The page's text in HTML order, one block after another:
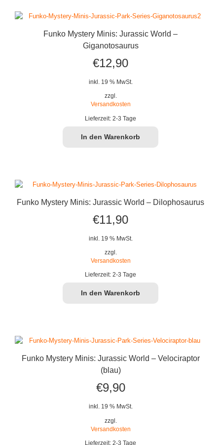
Funko Mystery Minis: Jurassic World –
Giganotosaurus
€12,90
inkl. 19 % MwSt.
zzgl.
Versandkosten
Lieferzeit: 2-3 Tage
In den Warenkorb
Funko Mystery Minis: Jurassic World – Dilophosaurus
€11,90
inkl. 19 % MwSt.
zzgl.
Versandkosten
Lieferzeit: 2-3 Tage
In den Warenkorb
Funko Mystery Minis: Jurassic World – Velociraptor
(blau)
€9,90
inkl. 19 % MwSt.
zzgl.
Versandkosten
Lieferzeit: 2-3 Tage